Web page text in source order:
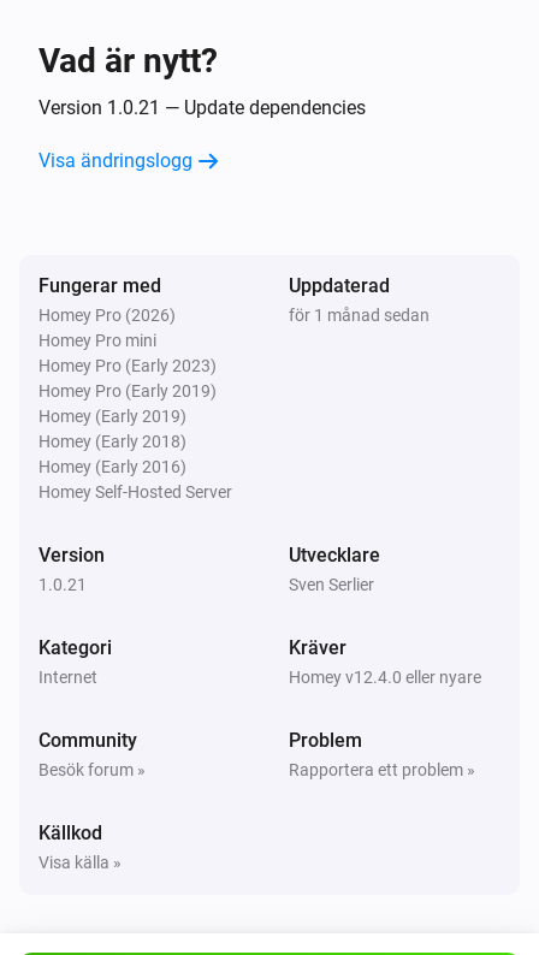
Vad är nytt?
Version 1.0.21 — Update dependencies
Visa ändringslogg
Fungerar med
Homey Pro (2026)
Homey Pro mini
Homey Pro (Early 2023)
Homey Pro (Early 2019)
Homey (Early 2019)
Homey (Early 2018)
Homey (Early 2016)
Homey Self-Hosted Server
Uppdaterad
för 1 månad sedan
Version
1.0.21
Utvecklare
Sven Serlier
Kategori
Internet
Kräver
Homey v12.4.0 eller nyare
Community
Besök forum »
Problem
Rapportera ett problem »
Källkod
Visa källa »